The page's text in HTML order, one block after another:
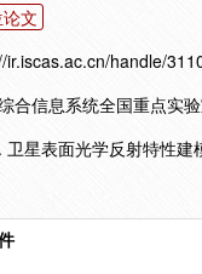
文
ir.iscas.ac.cn/handle/
合信息系统全国重点实
卫星表面光学反射特性